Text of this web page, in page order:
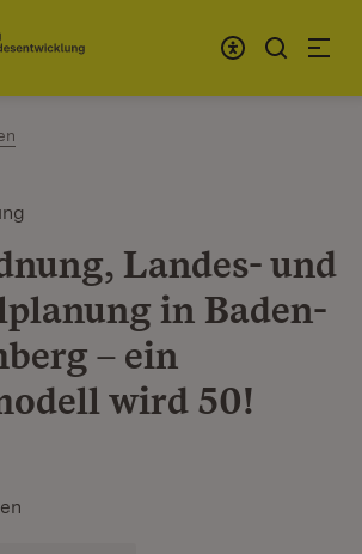
Landes- und
in Baden-
– ein
wird 50!